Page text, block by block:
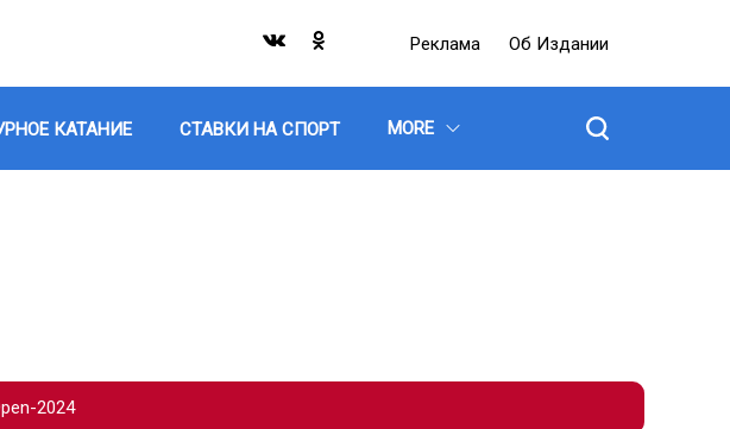
Реклама Об Издании
КАТАНИЕ СТАВКИ НА СПОРТ MORE
2024